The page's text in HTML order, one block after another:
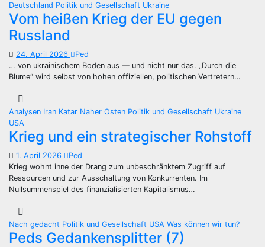
Deutschland Politik und Gesellschaft Ukraine
Vom heißen Krieg der EU gegen
Russland
24. April 2026
Ped
… von ukrainischem Boden aus — und nicht nur das. „Durch die
Blume“ wird selbst von hohen offiziellen, politischen Vertretern…
Analysen Iran Katar Naher Osten Politik und Gesellschaft Ukraine
USA
Krieg und ein strategischer Rohstoff
1. April 2026
Ped
Krieg wohnt inne der Drang zum unbeschränktem Zugriff auf
Ressourcen und zur Ausschaltung von Konkurrenten. Im
Nullsummenspiel des finanzialisierten Kapitalismus…
Nach gedacht Politik und Gesellschaft USA Was können wir tun?
Peds Gedankensplitter (7)